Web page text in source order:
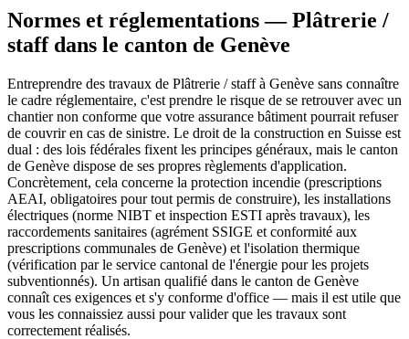
Normes et réglementations — Plâtrerie /
staff dans le canton de Genève
Entreprendre des travaux de Plâtrerie / staff à Genève sans connaître
le cadre réglementaire, c'est prendre le risque de se retrouver avec un
chantier non conforme que votre assurance bâtiment pourrait refuser
de couvrir en cas de sinistre. Le droit de la construction en Suisse est
dual : des lois fédérales fixent les principes généraux, mais le canton
de Genève dispose de ses propres règlements d'application.
Concrètement, cela concerne la protection incendie (prescriptions
AEAI, obligatoires pour tout permis de construire), les installations
électriques (norme NIBT et inspection ESTI après travaux), les
raccordements sanitaires (agrément SSIGE et conformité aux
prescriptions communales de Genève) et l'isolation thermique
(vérification par le service cantonal de l'énergie pour les projets
subventionnés). Un artisan qualifié dans le canton de Genève
connaît ces exigences et s'y conforme d'office — mais il est utile que
vous les connaissiez aussi pour valider que les travaux sont
correctement réalisés.